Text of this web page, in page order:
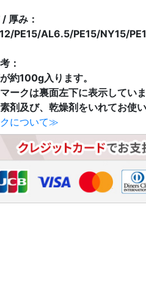
厚み：
PE15/AL6.5/PE15/NY15/
：
約100g入ります。
ークは裏面左下に表示していま
剤及び、乾燥剤をいれてお使
について≫